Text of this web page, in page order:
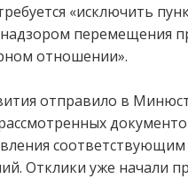
«исключить
перемещения
отношении».
отправило в
соответствующим
Отклики уже начали